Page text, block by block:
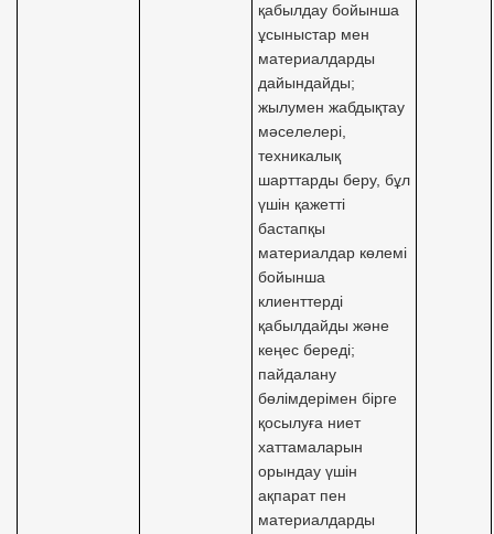
қабылдау бойынша
ұсыныстар мен
материалдарды
дайындайды;
жылумен жабдықтау
мәселелері,
техникалық
шарттарды беру, бұл
үшін қажетті
бастапқы
материалдар көлемі
бойынша
клиенттерді
қабылдайды және
кеңес береді;
пайдалану
бөлімдерімен бірге
қосылуға ниет
хаттамаларын
орындау үшін
ақпарат пен
материалдарды